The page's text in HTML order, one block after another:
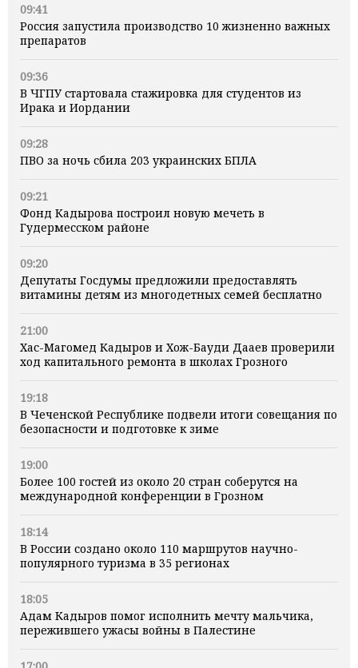
09:41
Россия запустила производство 10 жизненно важных
препаратов
09:36
В ЧГПУ стартовала стажировка для студентов из
Ирака и Иордании
09:28
ПВО за ночь сбила 203 украинских БПЛА
09:21
Фонд Кадырова построил новую мечеть в
Гудермесском районе
09:20
Депутаты Госдумы предложили предоставлять
витамины детям из многодетных семей бесплатно
21:00
Хас-Магомед Кадыров и Хож-Бауди Дааев проверили
ход капитального ремонта в школах Грозного
19:18
В Чеченской Республике подвели итоги совещания по
безопасности и подготовке к зиме
19:00
Более 100 гостей из около 20 стран соберутся на
международной конференции в Грозном
18:14
В России создано около 110 маршрутов научно-
популярного туризма в 35 регионах
18:05
Адам Кадыров помог исполнить мечту мальчика,
пережившего ужасы войны в Палестине